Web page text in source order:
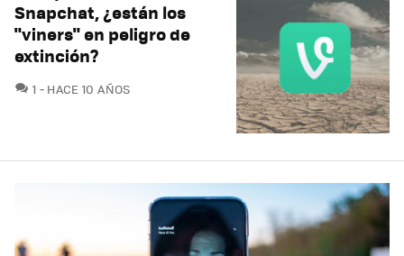
Snapchat, ¿están los
"viners" en peligro de
extinción?
1 COMENTARIOS
HACE 10 AÑOS